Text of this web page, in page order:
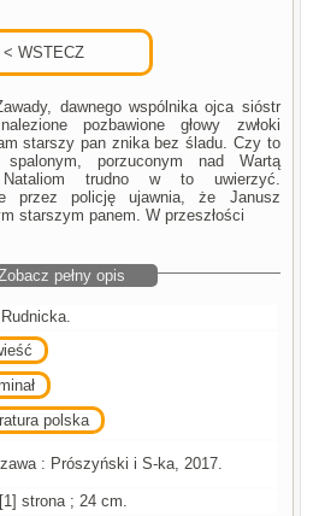
dawnego wspólnika ojca sióstr
pozbawione głowy zwłoki
starszy pan znika bez śladu. Czy to
porzuconym nad Wartą
Nataliom trudno w to uwierzyć.
przez policję ujawnia, że Janusz
starszym panem. W przeszłości
pełny opis
polska
: Prószyński i S-ka, 2017.
strona ; 24 cm.